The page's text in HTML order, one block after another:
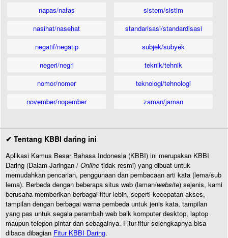
napas/nafas
nasihat/nasehat
negatif/negatip
negeri/negri
nomor/nomer
november/nopember
sistem/sistim
standarisasi/standardisasi
subjek/subyek
teknik/tehnik
teknologi/tehnologi
zaman/jaman
✔ Tentang KBBI daring ini
Aplikasi Kamus Besar Bahasa Indonesia (KBBI) ini merupakan KBBI
Daring (Dalam Jaringan / Online tidak resmi) yang dibuat untuk
memudahkan pencarian, penggunaan dan pembacaan arti kata (lema/sub
lema). Berbeda dengan beberapa situs web (laman/website) sejenis, kami
berusaha memberikan berbagai fitur lebih, seperti kecepatan akses,
tampilan dengan berbagai warna pembeda untuk jenis kata, tampilan
yang pas untuk segala perambah web baik komputer desktop, laptop
maupun telepon pintar dan sebagainya. Fitur-fitur selengkapnya bisa
dibaca dibagian Fitur KBBI Daring.